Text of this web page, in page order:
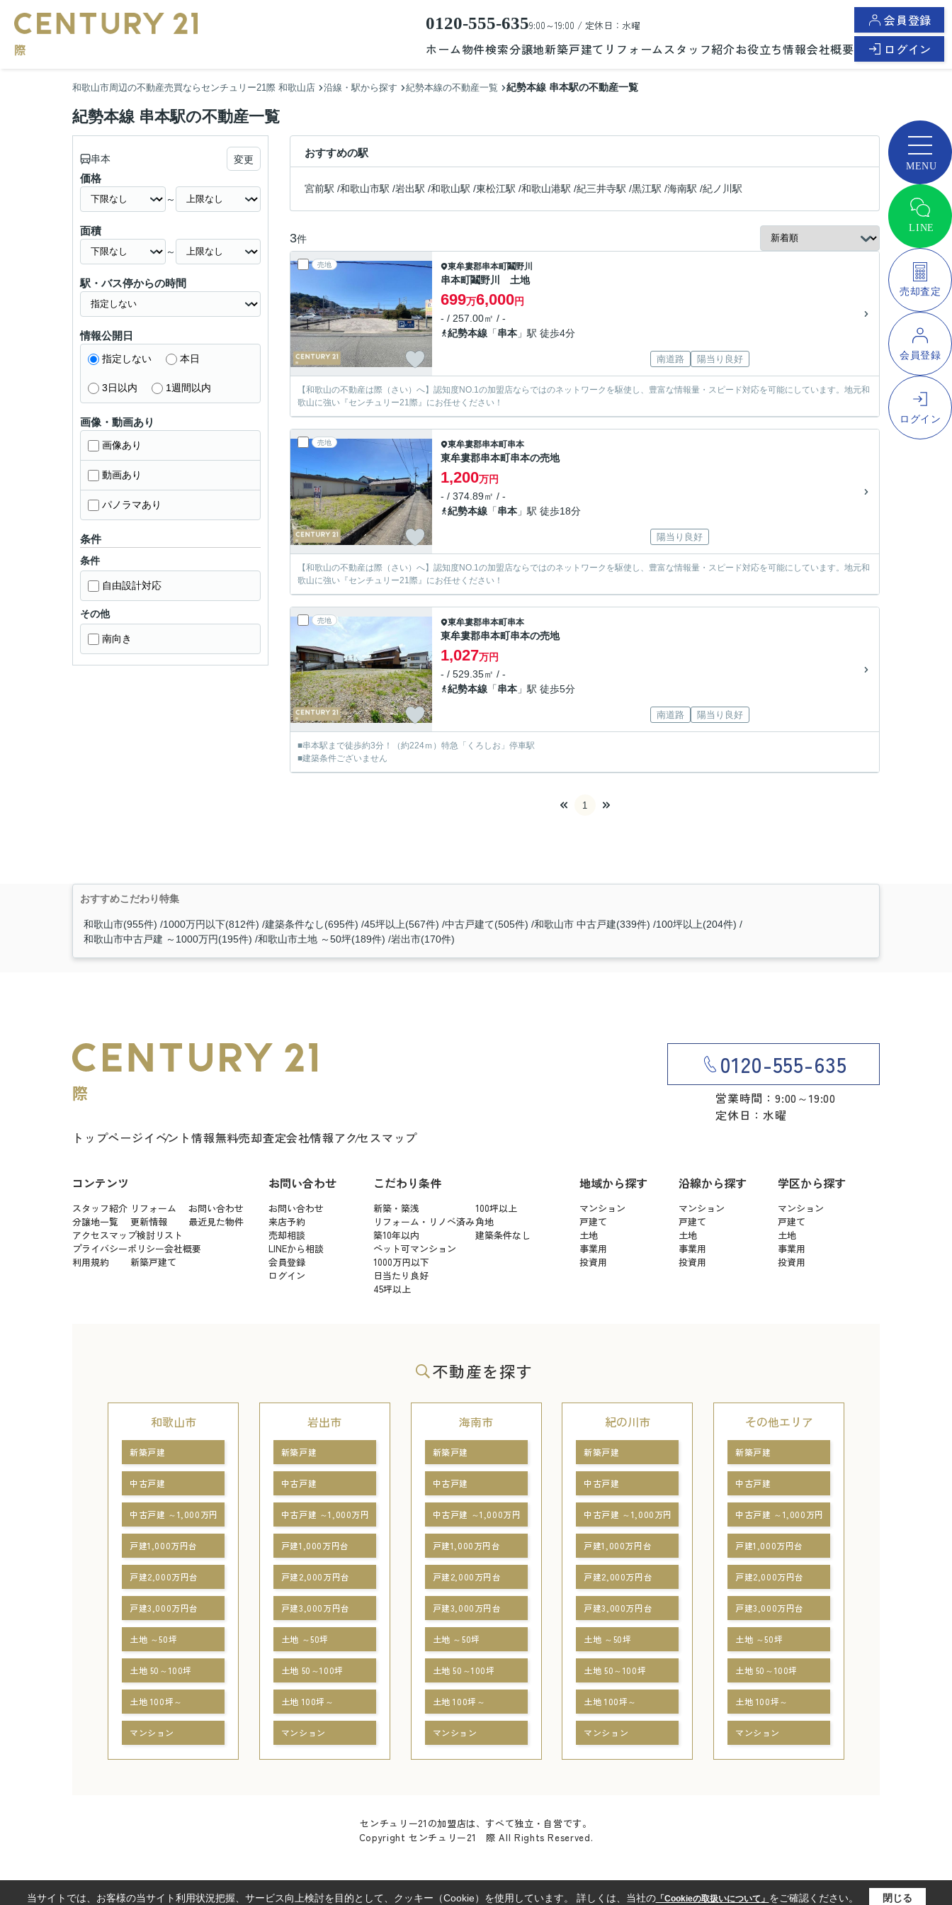
0120-555-6359:00～19:00 / 定休日：水曜
ホーム物件検索分譲地新築戸建て リフォーム スタッフ紹介お役立ち情報会社概要
会員登録
ログイン
和歌山市周辺の不動産売買ならセンチュリー21際 和歌山店 沿線・駅から探す 紀勢本線の不動産一覧 紀勢本線 串本駅の不動産一覧
紀勢本線 串本駅の不動産一覧
おすすめの駅
宮前駅 /和歌山市駅 /岩出駅 /和歌山駅 /東松江駅 /和歌山港駅 /紀三井寺駅 /黒江駅 /海南駅 /紀ノ川駅
3件
売地 東牟婁郡串本町鬮野川
串本町鬮野川 土地
699万6,000円
- / 257.00㎡ / -
紀勢本線 「串本 」駅 徒歩4分
南道路 陽当り良好
【和歌山の不動産は際（さい）へ】認知度NO.1の加盟店ならではのネットワークを駆使し、豊富な情報量・スピード対応を可能にしています。地元和
歌山に強い『センチュリー21際』にお任せください！
売地 東牟婁郡串本町串本
東牟婁郡串本町串本の売地
1,200万円
- / 374.89㎡ / -
紀勢本線 「串本 」駅 徒歩18分
陽当り良好
【和歌山の不動産は際（さい）へ】認知度NO.1の加盟店ならではのネットワークを駆使し、豊富な情報量・スピード対応を可能にしています。地元和
歌山に強い『センチュリー21際』にお任せください！
売地 東牟婁郡串本町串本
東牟婁郡串本町串本の売地
1,027万円
- / 529.35㎡ / -
紀勢本線 「串本 」駅 徒歩5分
南道路 陽当り良好
■串本駅まで徒歩約3分！（約224ｍ）特急「くろしお」停車駅
■建築条件ございません
1
串本 変更
価格
～
面積
～
駅・バス停からの時間
情報公開日
指定しない 本日
3日以内 1週間以内
画像・動画あり
画像あり
動画あり
パノラマあり
条件
条件
自由設計対応
その他
南向き
おすすめこだわり特集
和歌山市(955件) 1000万円以下(812件) 建築条件なし(695件) 45坪以上(567件) 中古戸建て(505件) 和歌山市 中古戸建(339件)
100坪以上(204件)
和歌山市中古戸建 ～1000万円(195件) 和歌山市土地 ～50坪(189件) 岩出市(170件)
トップページイベント情報無料売却査定会社情報アクセスマップ
0120-555-635
営業時間：9:00～19:00
定休日：水曜
コンテンツ
スタッフ紹介 リフォーム
お問い合わせ
分譲地一覧
更新情報
最近見た物件
アクセスマップ検討リスト
プライバシーポリシー会社概要
利用規約
新築戸建て
お問い合わせ
お問い合わせ
来店予約
売却相談
LINEから相談
会員登録
ログイン
こだわり条件
新築・築浅
100坪以上
リフォーム・リノベ済み角地
築10年以内
建築条件なし
ペット可マンション
1000万円以下
日当たり良好
45坪以上
地域から探す
マンション
戸建て
土地
事業用
投資用
沿線から探す
マンション
戸建て
土地
事業用
投資用
学区から探す
マンション
戸建て
土地
事業用
投資用
不動産を探す
和歌山市
新築戸建
中古戸建
中古戸建 ～1,000万円
戸建1,000万円台
戸建2,000万円台
戸建3,000万円台
土地 ～50坪
土地 50～100坪
土地 100坪～
マンション
岩出市
新築戸建
中古戸建
中古戸建 ～1,000万円
戸建1,000万円台
戸建2,000万円台
戸建3,000万円台
土地 ～50坪
土地 50～100坪
土地 100坪～
マンション
海南市
新築戸建
中古戸建
中古戸建 ～1,000万円
戸建1,000万円台
戸建2,000万円台
戸建3,000万円台
土地 ～50坪
土地 50～100坪
土地 100坪～
マンション
紀の川市
新築戸建
中古戸建
中古戸建 ～1,000万円
戸建1,000万円台
戸建2,000万円台
戸建3,000万円台
土地 ～50坪
土地 50～100坪
土地 100坪～
マンション
その他エリア
新築戸建
中古戸建
中古戸建 ～1,000万円
戸建1,000万円台
戸建2,000万円台
戸建3,000万円台
土地 ～50坪
土地 50～100坪
土地 100坪～
マンション
センチュリー21の加盟店は、すべて独立・自営です。
Copyright センチュリー21 際 All Rights Reserved.
当サイトでは、お客様の当サイト利用状況把握、サービス向上検討を目的として、クッキー（Cookie）を使用しています。 詳しくは、当社の「Cookieの取扱いについて」 をご確認ください。 閉じる